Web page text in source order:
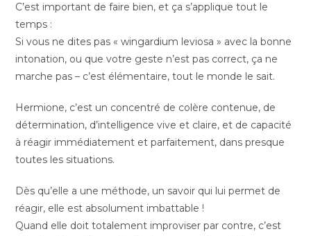
C’est important de faire bien, et ça s’applique tout le
temps :
Si vous ne dites pas « wingardium leviosa » avec la bonne
intonation, ou que votre geste n’est pas correct, ça ne
marche pas – c’est élémentaire, tout le monde le sait.
Hermione, c’est un concentré de colère contenue, de
détermination, d’intelligence vive et claire, et de capacité
à réagir immédiatement et parfaitement, dans presque
toutes les situations.
Dès qu’elle a une méthode, un savoir qui lui permet de
réagir, elle est absolument imbattable !
Quand elle doit totalement improviser par contre, c’est